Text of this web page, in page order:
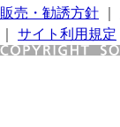
販売・勧誘方針
サイト利用規定